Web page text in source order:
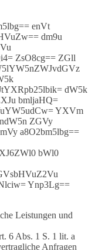
enVt
dm9u
ZsO8cg== ZGll
dW5k
bmljaHQ=
YXVm
ZGVy
a8O2bm5lbg==
bWl0
Ynp3Lg==
Leistungen und
6 Abs. 1 S. 1 lit. a
Anfragen